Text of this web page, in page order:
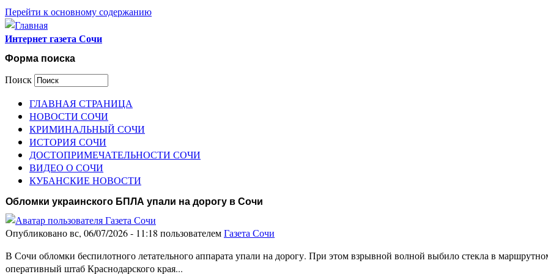
Перейти к основному содержанию
Интернет газета Сочи
Форма поиска
Поиск
ГЛАВНАЯ СТРАНИЦА
НОВОСТИ СОЧИ
КРИМИНАЛЬНЫЙ СОЧИ
ИСТОРИЯ СОЧИ
ДОСТОПРИМЕЧАТЕЛЬНОСТИ СОЧИ
ВИДЕО О СОЧИ
КУБАНСКИЕ НОВОСТИ
Обломки украинского БПЛА упали на дорогу в Сочи
Опубликовано вс, 06/07/2026 - 11:18 пользователемГазета Сочи
В Сочи обломки беспилотного летательного аппарата упали на дорогу. При этом взрывной волной выбило стекла в
оперативный штаб Краснодарского края...